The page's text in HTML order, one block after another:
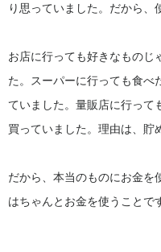
り思っていました。だから、
お店に行っても好きなものじ
た。スーパーに行っても食べ
ていました。量販店に行って
買っていました。理由は、貯
だから、本当のものにお金を
はちゃんとお金を使うことで